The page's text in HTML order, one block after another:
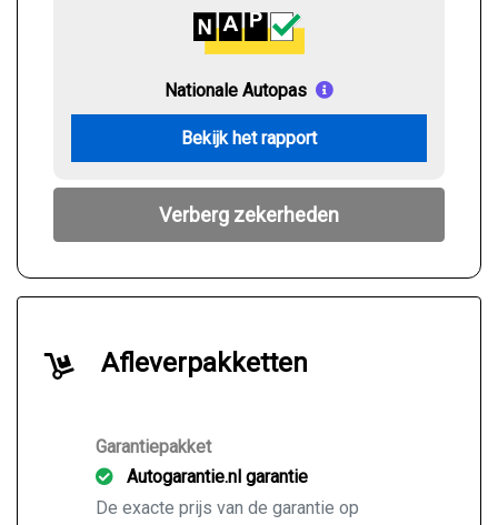
Nationale Autopas
Bekijk het rapport
Verberg zekerheden
Afleverpakketten
Garantiepakket
Autogarantie.nl garantie
De exacte prijs van de garantie op